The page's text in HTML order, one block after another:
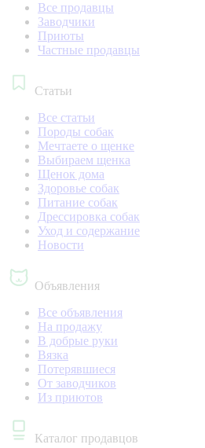
Все продавцы
Заводчики
Приюты
Частные продавцы
Статьи
Все статьи
Породы собак
Мечтаете о щенке
Выбираем щенка
Щенок дома
Здоровье собак
Питание собак
Дрессировка собак
Уход и содержание
Новости
Объявления
Все объявления
На продажу
В добрые руки
Вязка
Потерявшиеся
От заводчиков
Из приютов
Каталог продавцов